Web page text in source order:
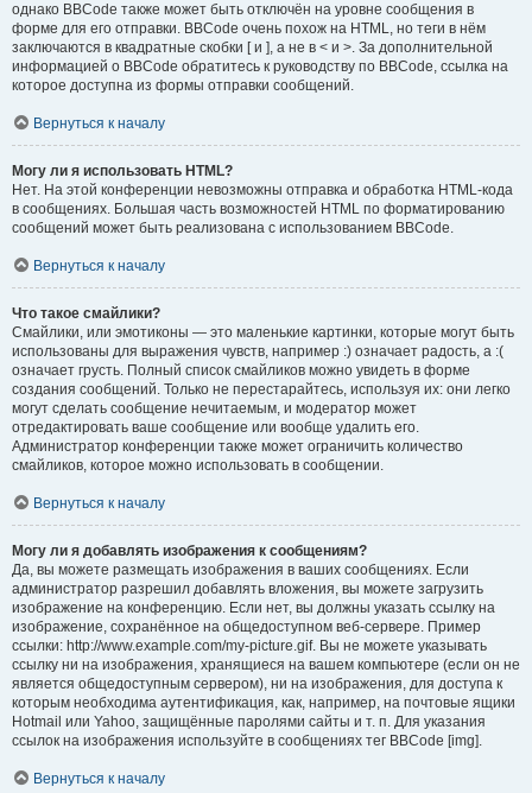
однако BBCode также может быть отключён на уровне сообщения в
форме для его отправки. BBCode очень похож на HTML, но теги в нём
заключаются в квадратные скобки [ и ], а не в < и >. За дополнительной
информацией о BBCode обратитесь к руководству по BBCode, ссылка на
которое доступна из формы отправки сообщений.
Вернуться к началу
Могу ли я использовать HTML?
Нет. На этой конференции невозможны отправка и обработка HTML-кода
в сообщениях. Большая часть возможностей HTML по форматированию
сообщений может быть реализована с использованием BBCode.
Вернуться к началу
Что такое смайлики?
Смайлики, или эмотиконы — это маленькие картинки, которые могут быть
использованы для выражения чувств, например :) означает радость, а :(
означает грусть. Полный список смайликов можно увидеть в форме
создания сообщений. Только не перестарайтесь, используя их: они легко
могут сделать сообщение нечитаемым, и модератор может
отредактировать ваше сообщение или вообще удалить его.
Администратор конференции также может ограничить количество
смайликов, которое можно использовать в сообщении.
Вернуться к началу
Могу ли я добавлять изображения к сообщениям?
Да, вы можете размещать изображения в ваших сообщениях. Если
администратор разрешил добавлять вложения, вы можете загрузить
изображение на конференцию. Если нет, вы должны указать ссылку на
изображение, сохранённое на общедоступном веб-сервере. Пример
ссылки: http://www.example.com/my-picture.gif. Вы не можете указывать
ссылку ни на изображения, хранящиеся на вашем компьютере (если он не
является общедоступным сервером), ни на изображения, для доступа к
которым необходима аутентификация, как, например, на почтовые ящики
Hotmail или Yahoo, защищённые паролями сайты и т. п. Для указания
ссылок на изображения используйте в сообщениях тег BBCode [img].
Вернуться к началу